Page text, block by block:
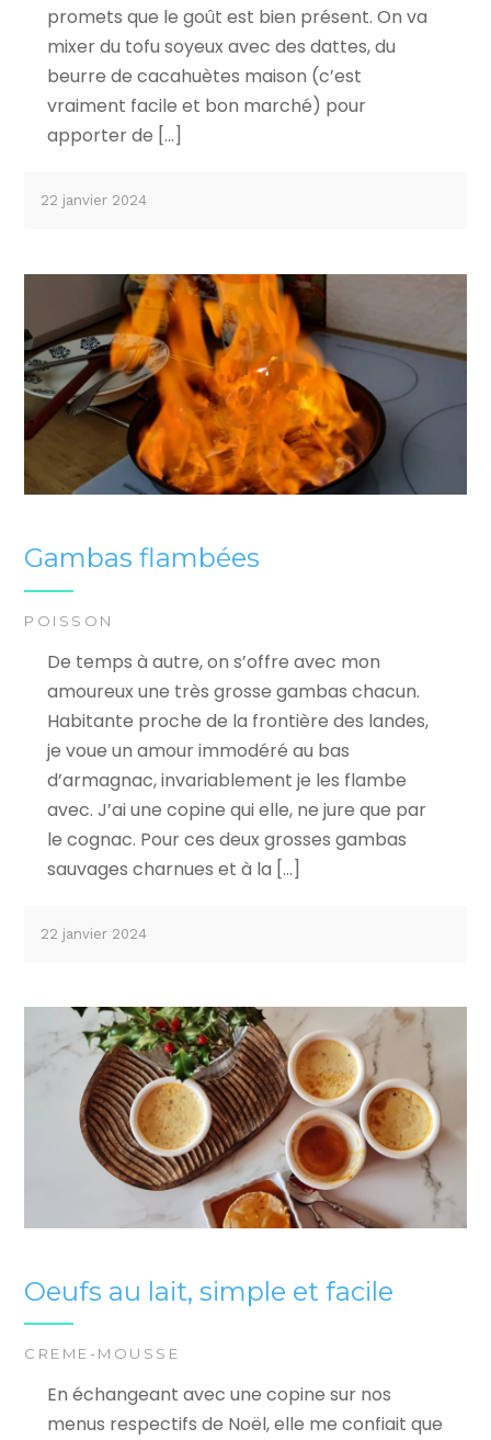
promets que le goût est bien présent. On va
mixer du tofu soyeux avec des dattes, du
beurre de cacahuètes maison (c’est
vraiment facile et bon marché) pour
apporter de […]
22 janvier 2024
Gambas flambées
POISSON
De temps à autre, on s’offre avec mon
amoureux une très grosse gambas chacun.
Habitante proche de la frontière des landes,
je voue un amour immodéré au bas
d’armagnac, invariablement je les flambe
avec. J’ai une copine qui elle, ne jure que par
le cognac. Pour ces deux grosses gambas
sauvages charnues et à la […]
22 janvier 2024
Oeufs au lait, simple et facile
CREME-MOUSSE
En échangeant avec une copine sur nos
menus respectifs de Noël, elle me confiait que